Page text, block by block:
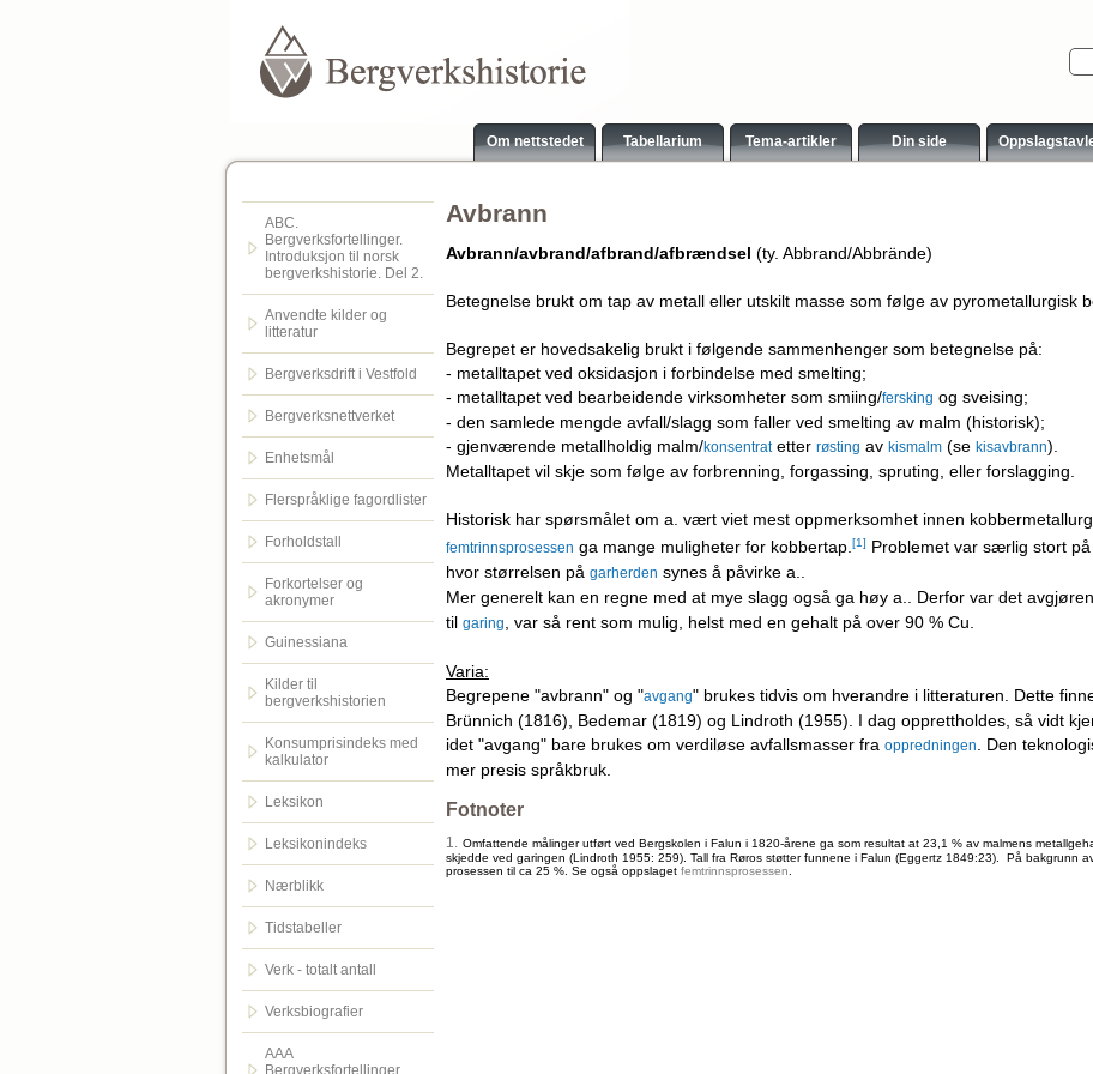
Om nettstedet Tabellarium Tema-artikler Din side
ABC.
Bergverksfortellinger.
Introduksjon til norsk
bergverkshistorie. Del 2.
Anvendte kilder og
litteratur
Bergverksdrift i Vestfold
Bergverksnettverket
Enhetsmål
Flerspråklige fagordlister
Forholdstall
Forkortelser og
akronymer
Guinessiana
Kilder til
bergverkshistorien
Konsumprisindeks med
kalkulator
Leksikon
Leksikonindeks
Nærblikk
Tidstabeller
Verk - totalt antall
Verksbiografier
AAA
Bergverksfortellinger.
Avbrann
Avbrann/avbrand/afbrand/afbrændsel (ty. Abbrand/Abbrände)
Betegnelse brukt om tap av metall eller utskilt masse som følge av pyrometallurgisk
Begrepet er hovedsakelig brukt i følgende sammenhenger som betegnelse på:
- metalltapet ved oksidasjon i forbindelse med smelting;
- metalltapet ved bearbeidende virksomheter som smiing/fersking og sveising;
- den samlede mengde avfall/slagg som faller ved smelting av malm (historisk);
- gjenværende metallholdig malm/konsentratetter røsting av kismalm (se kisavbrann).
Metalltapet vil skje som følge av forbrenning, forgassing, spruting, eller forslagging.
Historisk har spørsmålet om a. vært viet mest oppmerksomhet innen
femtrinnsprosessen ga mange muligheter for kobbertap. [1] Problemet var særlig stort
hvor størrelsen på garherden synes å påvirke a..
Mer generelt kan en regne med at mye slagg også ga høy a.. Derfor var det
til garing , var så rent som mulig, helst med en gehalt på over 90 % Cu.
Varia:
Begrepene "avbrann" og "avgang" brukes tidvis om hverandre i litteraturen. Dette
Brünnich (1816), Bedemar (1819) og Lindroth (1955). I dag opprettholdes, så vidt
idet "avgang" bare brukes om verdiløse avfallsmasser fra oppredningen
. Den
mer presis språkbruk.
Fotnoter
1. Omfattende målinger utført ved Bergskolen i Falun i 1820-årene ga som resultat at 23,1 % av malmens
skjedde ved garingen (Lindroth 1955: 259). Tall fra Røros støtter funnene i Falun (Eggertz 1849:23). På bakgrunn
prosessen til ca 25 %. Se også oppslaget femtrinnsprosessen.